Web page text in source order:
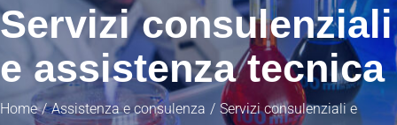
Servizi consulenziali
e assistenza tecnica
Home Assistenza e consulenza
Servizi consulenziali e